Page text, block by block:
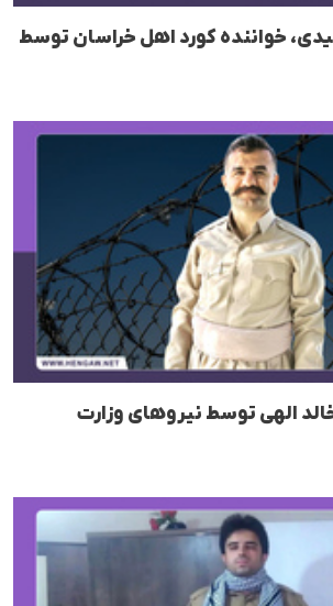
خواننده کورد اهل خراسان توسط
الهی توسط نیروهای وزارت